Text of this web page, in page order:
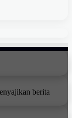
berita